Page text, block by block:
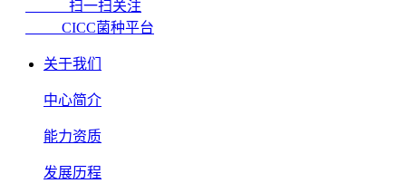
扫一扫关注
CICC菌种平台
关于我们
中心简介
能力资质
发展历程